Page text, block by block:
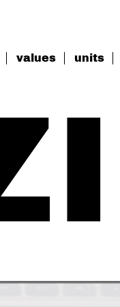
values units